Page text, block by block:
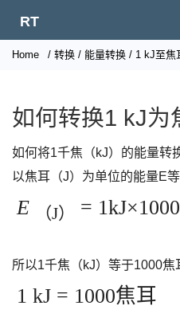
RT
Home / 转换 / 能量转换 / 1 kJ至焦
如何转换1 kJ为
如何将1千焦（kJ）的能量转
以焦耳（J）为单位的能量E
E （J） =
所以1千焦（kJ）等于1000焦
1 kJ = 1000焦耳